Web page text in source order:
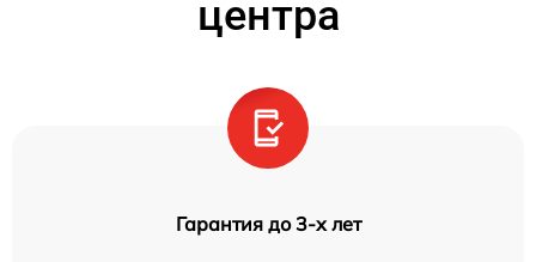
центра
Гарантия до 3-х лет